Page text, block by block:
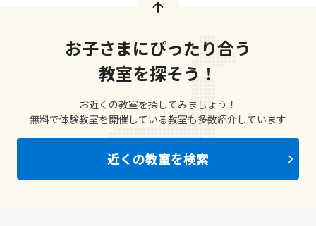
お子さまにぴったり合う
教室を探そう！
お近くの教室を探してみましょう！
無料で体験教室を開催している教室も多数紹介しています
近くの教室を検索